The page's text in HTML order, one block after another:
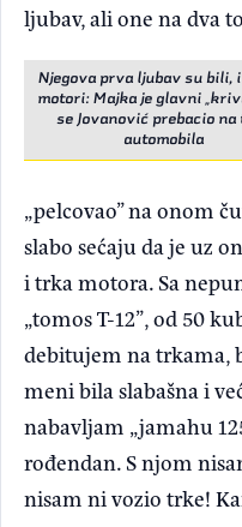
ljubav, ali one na dva
Njegova prva ljubav su bili,
motori: Majka je glavni
se Jovanović prebacio
automobila
„pelcovao” na onom
slabo sećaju da je uz
i trka motora. Sa
„tomos T-12”, od 50
debitujem na trkama,
meni bila slabašna i
nabavljam „jamahu
rođendan. S njom
nisam ni vozio trke!